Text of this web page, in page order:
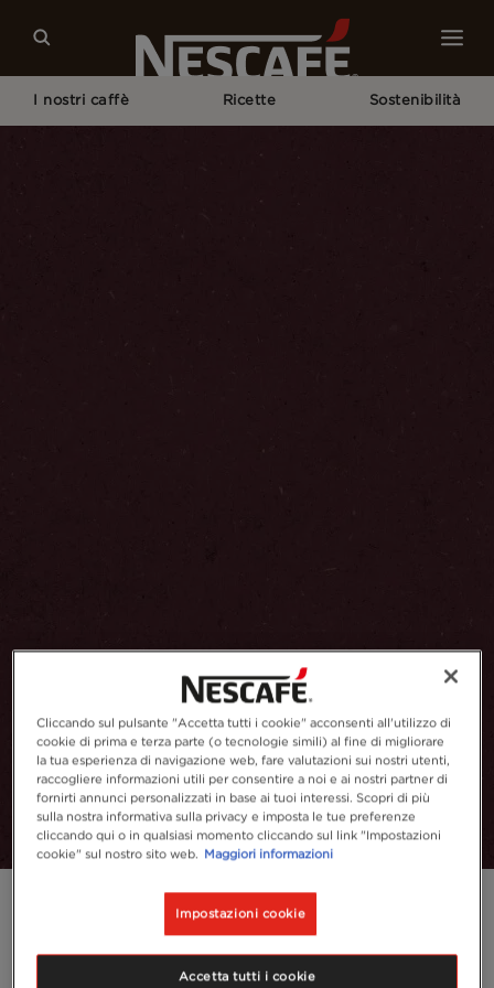
I nostri caffè Ricette Sostenibilità
Cliccando sul pulsante "Accetta tutti i cookie" acconsenti all'utilizzo di
cookie di prima e terza parte (o tecnologie simili) al fine di migliorare
la tua esperienza di navigazione web, fare valutazioni sui nostri utenti,
raccogliere informazioni utili per consentire a noi e ai nostri partner di
fornirti annunci personalizzati in base ai tuoi interessi. Scopri di più
sulla nostra informativa sulla privacy e imposta le tue preferenze
cliccando qui o in qualsiasi momento cliccando sul link "Impostazioni
cookie" sul nostro sito web. Maggiori informazioni
Impostazioni cookie
Accetta tutti i cookie